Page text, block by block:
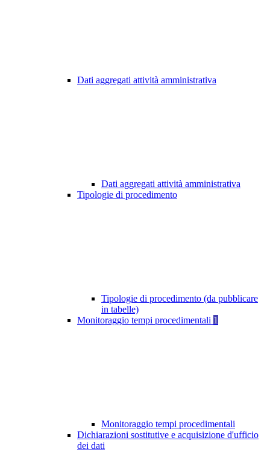
Dati aggregati attività amministrativa
Dati aggregati attività amministrativa
Tipologie di procedimento
Tipologie di procedimento (da pubblicare
in tabelle)
Monitoraggio tempi procedimentali 1
Monitoraggio tempi procedimentali
Dichiarazioni sostitutive e acquisizione d'ufficio
dei dati